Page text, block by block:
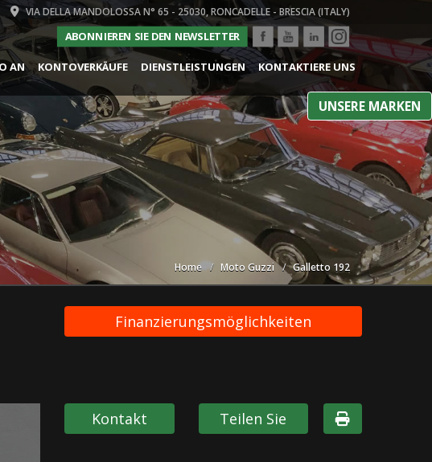
VIA DELLA MANDOLOSSA N° 65 - 25030, RONCADELLE - BRESCIA (ITALY)
ABONNIEREN SIE DEN NEWSLETTER
UNSERE MARKEN
AN KONTOVERKÄUFE DIENSTLEISTUNGEN KONTAKTIERE UNS
Home Moto Guzzi Galletto 192
Finanzierungsmöglichkeiten
Kontakt Teilen Sie